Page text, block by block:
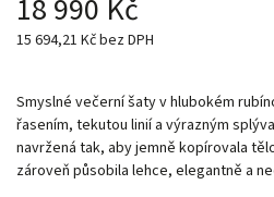
18 990 Kč
15 694,21 Kč bez DPH
Smyslné večerní šaty v hlubokém
řasením, tekutou linií a výrazným
navržená tak, aby jemně kopírovala
zároveň působila lehce, elegantně a